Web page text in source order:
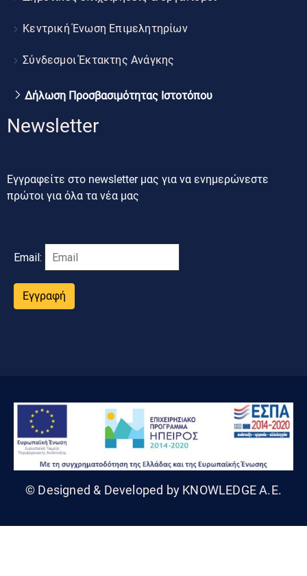
Κεντρική Ένωση Επιμελητηρίων
Σύνδεσμοι Έκτακτης Ανάγκης
Δήλωση Προσβασιμότητας Ιστοτόπου
Newsletter
Εγγραφείτε στο newsletter μας για να ενημερώνεστε
πρώτοι για όλα τα νέα μας
Email:
Εγγραφή
© Designed & Developed by KNOWLEDGE A.E.